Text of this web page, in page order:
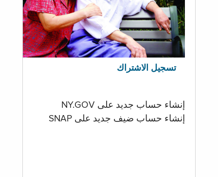
تسجيل الاشتراك
إنشاء حساب جديد على NY.GOV
إنشاء حساب ضيف جديد على SNAP